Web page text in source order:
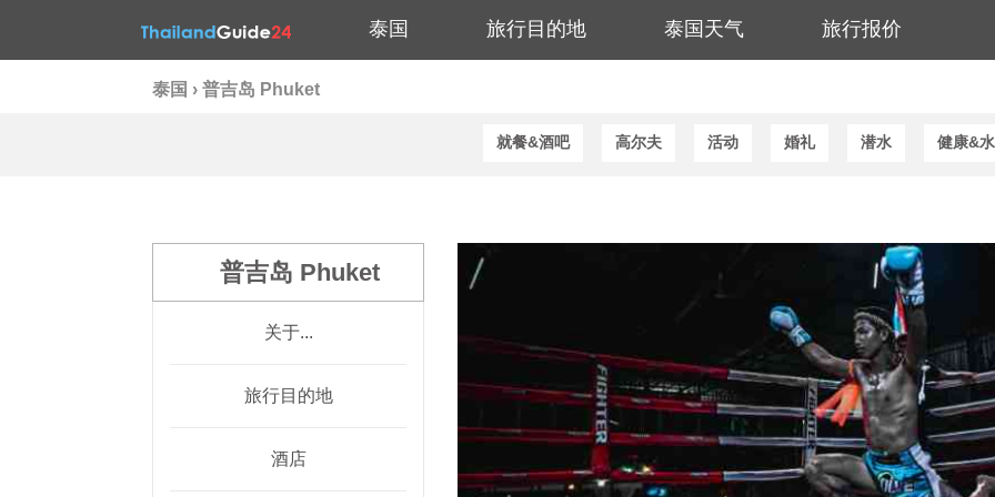
泰国 旅行目的地 泰国天气 旅行报价
泰国 › 普吉岛 Phuket
就餐&酒吧 高尔夫 活动 婚礼 潜水 健康&
普吉岛 Phuket
关于...
旅行目的地
酒店